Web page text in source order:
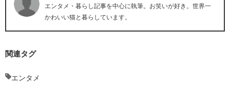
エンタメ・暮らし記事を中心に執筆。お笑いが好き。世界一
かわいい猫と暮らしています。
関連タグ
エンタメ